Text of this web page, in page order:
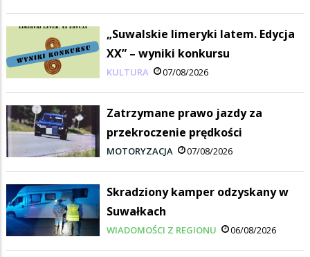
„Suwalskie limeryki latem. Edycja
XX” – wyniki konkursu
KULTURA 07/08/2026
Zatrzymane prawo jazdy za
przekroczenie prędkości
MOTORYZACJA 07/08/2026
Skradziony kamper odzyskany w
Suwałkach
WIADOMOŚCI Z REGIONU 06/08/2026